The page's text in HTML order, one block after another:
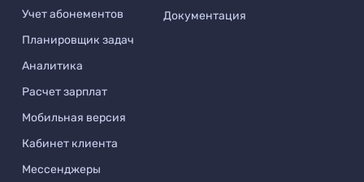
Учет абонементов
Планировщик задач
Аналитика
Расчет зарплат
Мобильная версия
Кабинет клиента
Мессенджеры
Документация